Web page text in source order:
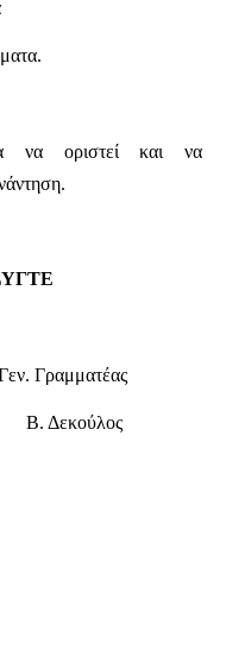
να οριστεί και να
Δεκούλος